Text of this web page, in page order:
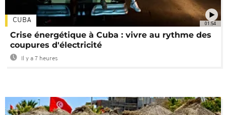
01:54
CUBA
Crise énergétique à Cuba : vivre au rythme des
coupures d'électricité
Il y a 7 heures